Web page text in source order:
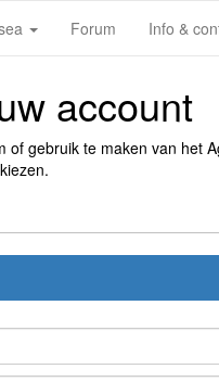
Forum Info &
account
gebruik te maken van het